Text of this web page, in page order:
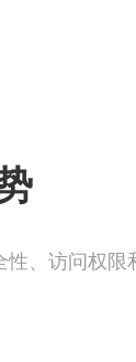
、访问权限